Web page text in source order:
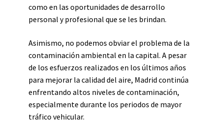
como en las oportunidades de desarrollo
personal y profesional que se les brindan.
Asimismo, no podemos obviar el problema de la
contaminación ambiental en la capital. A pesar
de los esfuerzos realizados en los últimos años
para mejorar la calidad del aire, Madrid continúa
enfrentando altos niveles de contaminación,
especialmente durante los periodos de mayor
tráfico vehicular.